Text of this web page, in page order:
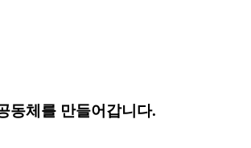
동체를 만들어갑니다.